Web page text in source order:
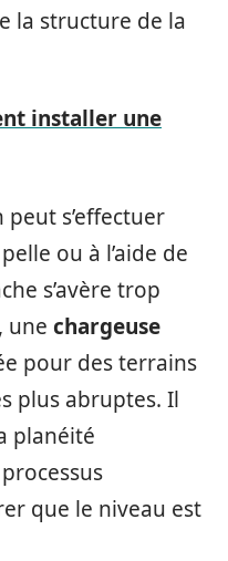
la structure de la
installer une
peut s’effectuer
ou à l’aide de
s’avère trop
une chargeuse
pour des terrains
plus abruptes. Il
planéité
que le niveau est